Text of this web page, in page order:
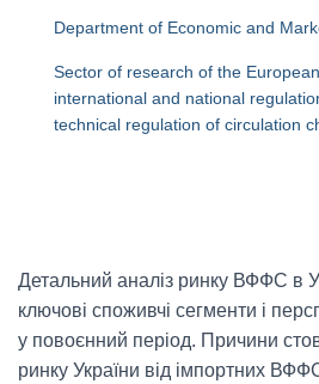
Department of Economic and
Sector of research of the
international and national
technical regulation of circulation
Детальний аналіз ринку ВФФС в
ключові споживчі сегменти і
у повоєнний період. Причини
ринку України від імпортних ВФФС